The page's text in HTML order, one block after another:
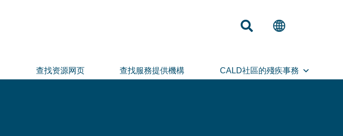
查找资源网页 查找服務提供機構 CALD社區的殘疾事務